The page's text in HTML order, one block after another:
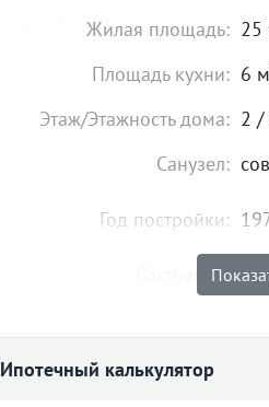
Жилая площадь: 25
Площадь кухни: 6 м
Этаж/Этажность дома: 2 /
Санузел:
Год постройки:
Состояние:
Цена: 3
Объявление снято с
Ипотечный калькулятор